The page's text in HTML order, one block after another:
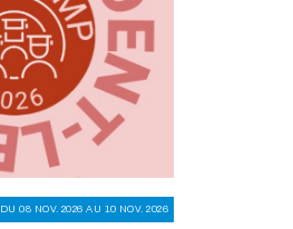
DU 08 NOV. 2026 AU 10 NOV. 2026